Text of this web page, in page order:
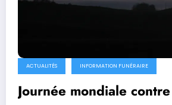
ACTUALITÉS INFORMATION FUNÉRAIRE
Journée mondiale